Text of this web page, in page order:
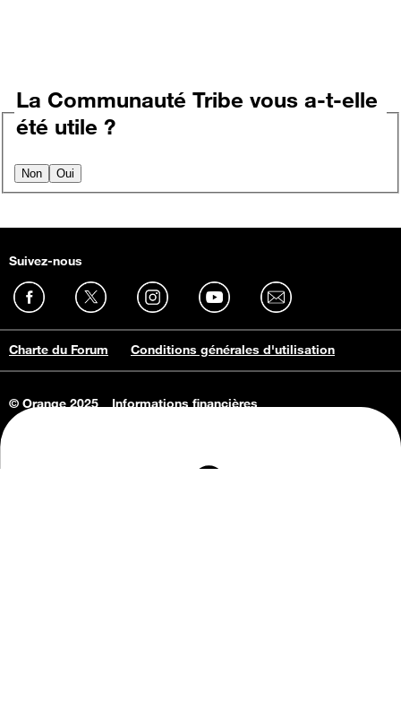
La Communauté Tribe vous a-t-elle
été utile ?
Non Oui
Suivez-nous
Charte du Forum Conditions générales d'utilisation
© Orange 2025
Informations financières